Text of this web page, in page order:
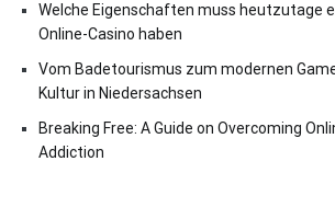
Welche Eigenschaften muss heutzutage
Online-Casino haben
Vom Badetourismus zum modernen
Kultur in Niedersachsen
Breaking Free: A Guide on Overcoming
Addiction